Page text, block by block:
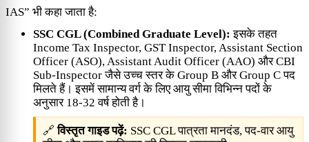
IAS” भी कहा जाता है:
SSC CGL (Combined Graduate Level): इसके तहत
Income Tax Inspector, GST Inspector, Assistant Section
Officer (ASO), Assistant Audit Officer (AAO) और CBI
Sub-Inspector जैसे उच्च स्तर के Group B और Group C पद
मिलते हैं। इसमें सामान्य वर्ग के लिए आयु सीमा विभिन्न पदों के
अनुसार 18-32 वर्ष होती है।
🔗विस्तृत गाइड पढ़ें: SSC CGL पात्रता मानदंड, पद-वार आयु